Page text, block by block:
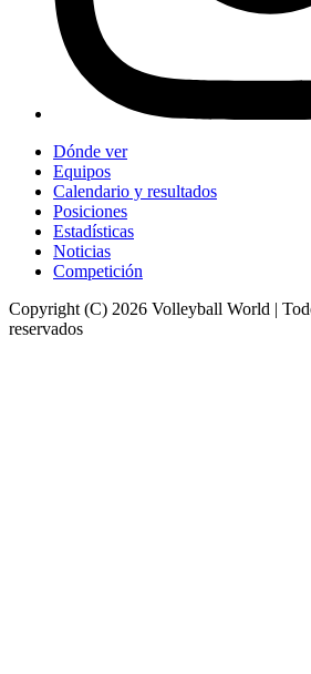
Dónde ver
Equipos
Calendario y resultados
Posiciones
Estadísticas
Noticias
Competición
Copyright (C) 2026 Volleyball World |
reservados